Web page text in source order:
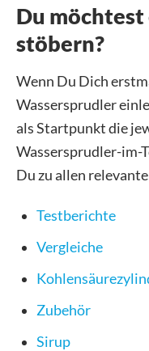
Du
stöbern?
Wenn Du Dich
Wassersprudler
als Startpunkt die
Wassersprudler-im-
Du zu allen
Testberichte
Vergleiche
Zubehör
Sirup